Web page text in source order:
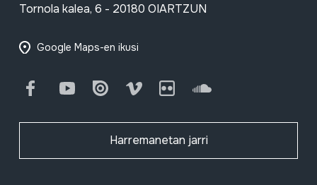
Tornola kalea, 6 - 20180 OIARTZUN
Google Maps-en ikusi
FacebookYoutube Issuu Vimeo Flickr SoundCloud
Harremanetan jarri